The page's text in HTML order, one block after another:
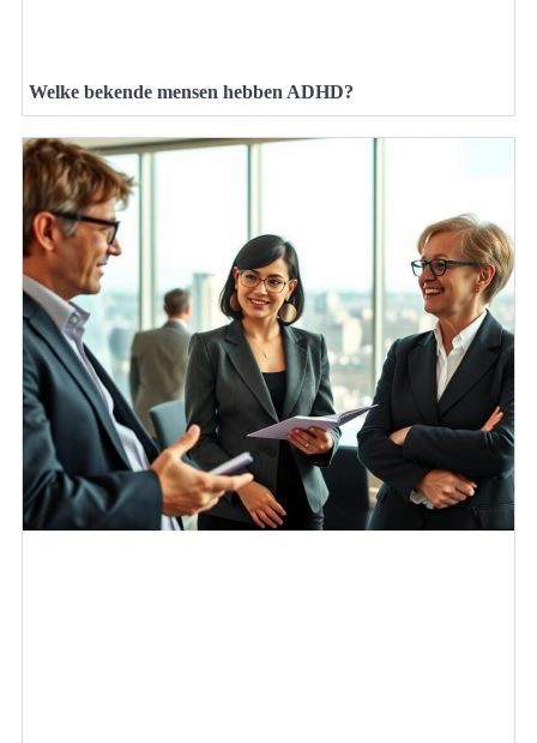
Welke bekende mensen hebben ADHD?